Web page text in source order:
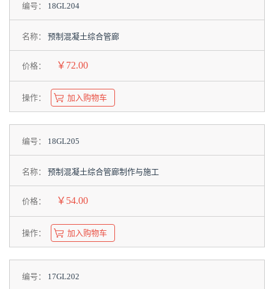
编号： 18GL204
名称： 预制混凝土综合管廊
价格： ￥72.00
操作： 加入购物车
编号： 18GL205
名称： 预制混凝土综合管廊制作与施工
价格： ￥54.00
操作： 加入购物车
编号： 17GL202